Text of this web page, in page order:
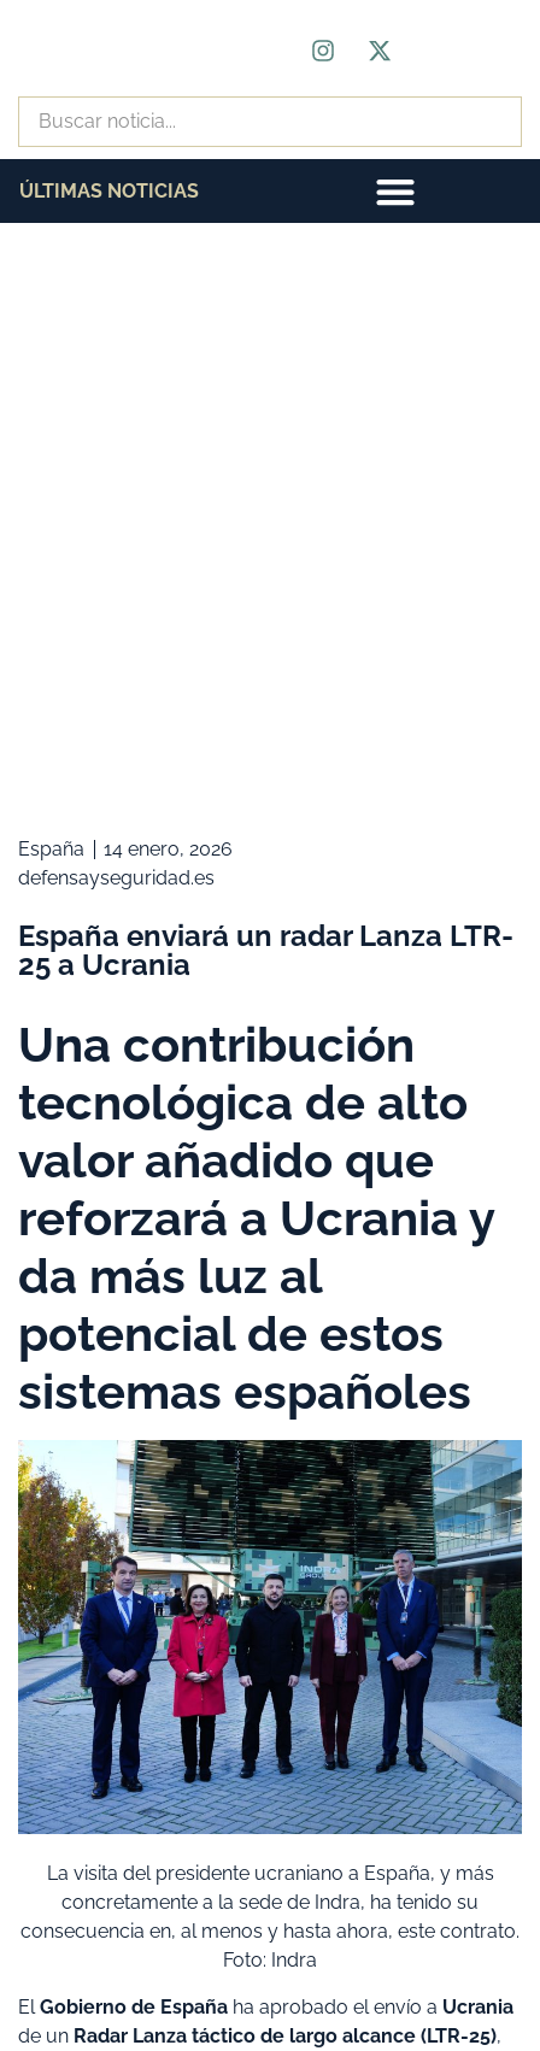
ÚLTIMAS NOTICIAS
España
14 enero, 2026
defensayseguridad.es
España enviará un radar Lanza LTR-
25 a Ucrania
Una contribución
tecnológica de alto
valor añadido que
reforzará a Ucrania y
da más luz al
potencial de estos
sistemas españoles
La visita del presidente ucraniano a España, y más
concretamente a la sede de Indra, ha tenido su
consecuencia en, al menos y hasta ahora, este contrato.
Foto: Indra
El Gobierno de España ha aprobado el envío a Ucrania
de un Radar Lanza táctico de largo alcance (LTR-25),